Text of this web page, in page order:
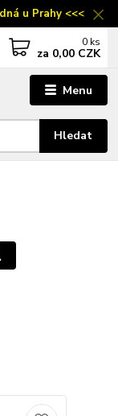
u Prahy <<<
Menu
Hledat
0 ks
za 0,00 CZK